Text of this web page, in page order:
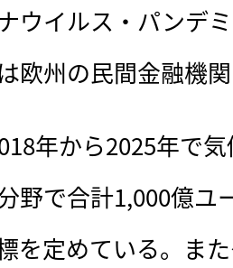
ウイルス・パンデ
欧州の民間金融機
年から2025年で
野で合計1,000億ユ
を定めている。ま